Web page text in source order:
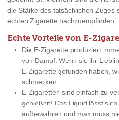
die Stärke des tatsächlichen Zuges
echten Zigarette nachzuempfinden.
Echte Vorteile von E-
Die E-Zigarette produziert
von Dampf. Wenn sie ihr
E-Zigarette gefunden haben,
schmecken.
E-Zigaretten sind einfach zu
genießen! Das Liquid lässt
aufbewahren und man muss